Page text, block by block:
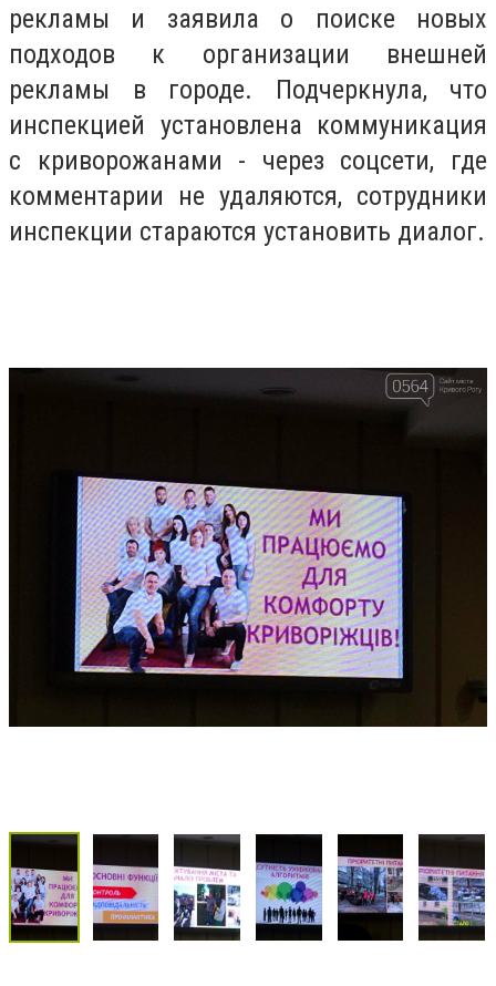
рекламы и заявила о поиске новых
подходов к организации внешней
рекламы в городе. Подчеркнула, что
инспекцией установлена коммуникация
с криворожанами - через соцсети, где
комментарии не удаляются, сотрудники
инспекции стараются установить диалог.